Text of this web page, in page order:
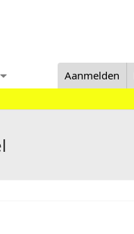
Aanmelden